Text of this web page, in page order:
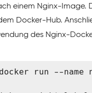
einem Nginx-Image.
Docker-Hub.
des Nginx-
run --